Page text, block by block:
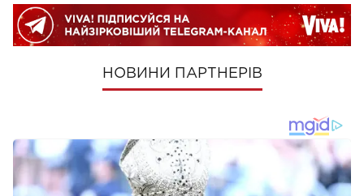
НОВИНИ ПАРТНЕРІВ